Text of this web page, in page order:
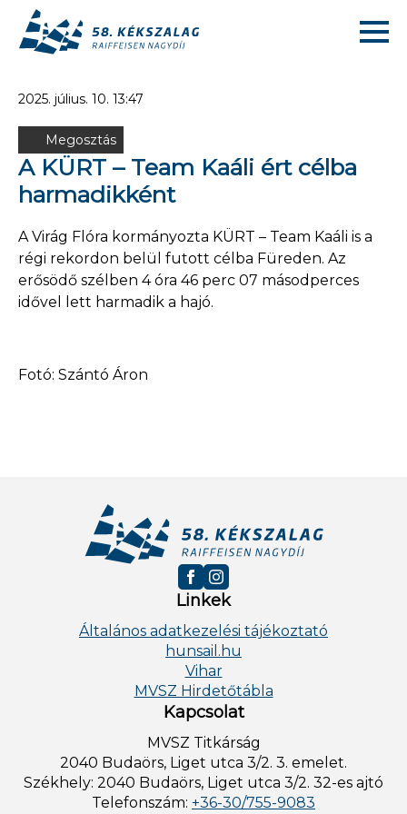
2025. július. 10. 13:47
Megosztás
A KÜRT – Team Kaáli ért célba
harmadikként
A Virág Flóra kormányozta KÜRT – Team Kaáli is a
régi rekordon belül futott célba Füreden. Az
erősödő szélben 4 óra 46 perc 07 másodperces
idővel lett harmadik a hajó.
Fotó: Szántó Áron
Linkek
Általános adatkezelési tájékoztató
hunsail.hu
Vihar
MVSZ Hirdetőtábla
Kapcsolat
MVSZ Titkárság
2040 Budaörs, Liget utca 3/2. 3. emelet.
Székhely: 2040 Budaörs, Liget utca 3/2. 32-es ajtó
Telefonszám: +36-30/755-9083